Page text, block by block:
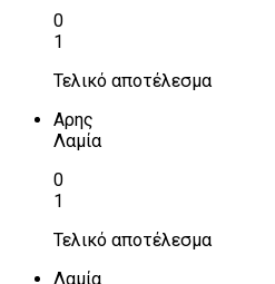
0
1
Τελικό αποτέλεσμα
Αρης
Λαμία
0
1
Τελικό αποτέλεσμα
Λαμία